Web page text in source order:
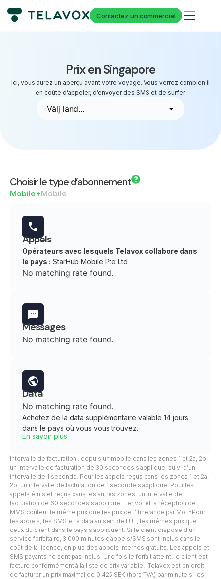
Contactez un commercial
Prix en Singapore
Ici, vous aurez un aperçu avant votre voyage. Vous verrez combien il
en coûte d’appeler, d’envoyer des SMS et de surfer.
Choisir le type d’abonnement
Mobile+Mobile
Appels
Opérateurs avec lesquels Telavox collabore dans
le pays : StarHub Mobile Pte Ltd
No matching rate found.
Messages
No matching rate found.
Data
No matching rate found.
Achetez de la data supplémentaire valable 14 jours
dans le pays où vous vous trouvez.
En savoir plus
Intervalle de facturation : depuis un mobile dans les zones 1 et 2a, 2b,
un intervalle de facturation de 30 secondes s’applique, suivi d’un
intervalle de 1 seconde. Pour les appels reçus dans les zones 1 et 2a,
2b, un intervalle de facturation de 1 seconde s’applique. Pour les
appels émis et reçus dans les autres zones, un intervalle de
facturation de 60 secondes s’applique. L’envoi et la réception de
MMS coûtent le même prix que les prix de l’itinérance par Mo. *Pour
les appels, les SMS et la data au sein de l’UE, les mêmes prix que
ceux du client dans le pays s’appliquent. Si le client dispose d’un
service forfaitaire, 3 000 minutes d’appels/SMS sont inclus dans le
coût de la licence, en plus des appels internes gratuits. Les appels et
SMS payants ne sont pas inclus. Une fois le forfait atteint, le client est
facturé conformément à la liste de prix variable. (Telavox est en droit
de facturer un prix maximal de 0,425 SEK (hors TVA) par minute si les